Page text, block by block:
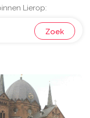
Lierop:
Zoek